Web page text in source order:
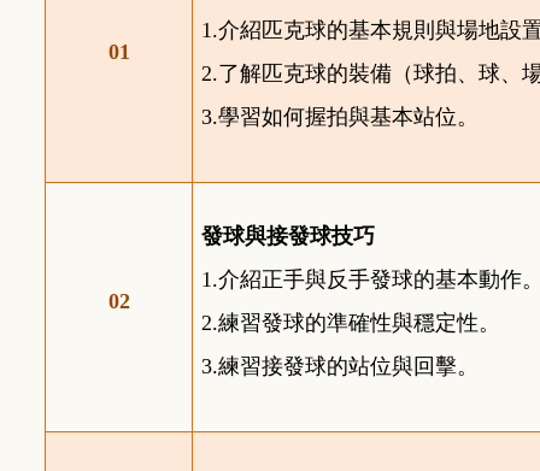
01
1.介紹匹克球的基本規則與場地設
2.了解匹克球的裝備（球拍、球、
3.學習如何握拍與基本站位。
02
發球與接發球技巧
1.介紹正手與反手發球的基本動作
2.練習發球的準確性與穩定性。
3.練習接發球的站位與回擊。